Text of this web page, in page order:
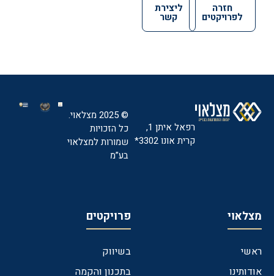
חזרה
לפרויקטים
ליצירת
קשר
רפאל איתן 1,
קרית אונו 3302*
© 2025 מצלאוי.
כל הזכויות
שמורות למצלאוי
בע”מ
מצלאוי
ראשי
אודותינו
פרויקטים
בשיווק
בתכנון והקמה